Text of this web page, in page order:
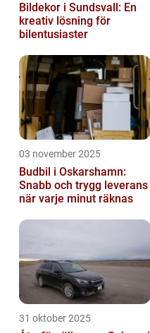
Bildekor i Sundsvall: En
kreativ lösning för
bilentusiaster
03 november 2025
Budbil i Oskarshamn:
Snabb och trygg leverans
när varje minut räknas
31 oktober 2025